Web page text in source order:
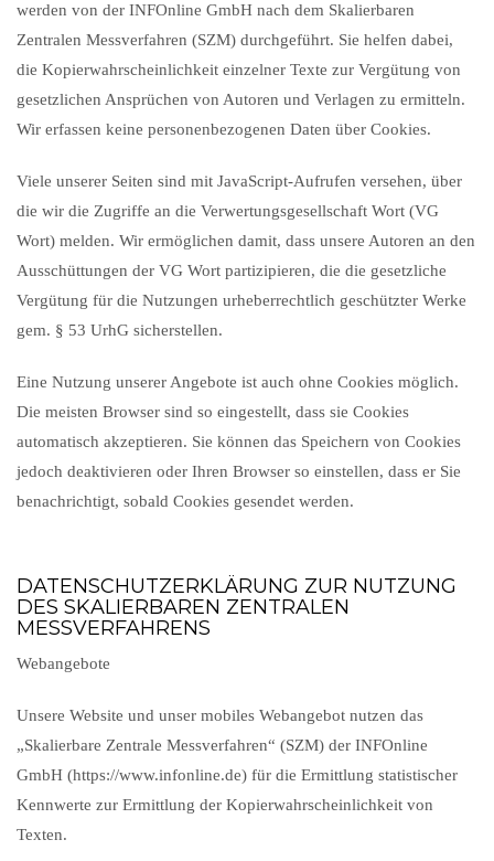
werden von der INFOnline GmbH nach dem Skalierbaren
Zentralen Messverfahren (SZM) durchgeführt. Sie helfen dabei,
die Kopierwahrscheinlichkeit einzelner Texte zur Vergütung von
gesetzlichen Ansprüchen von Autoren und Verlagen zu ermitteln.
Wir erfassen keine personenbezogenen Daten über Cookies.
Viele unserer Seiten sind mit JavaScript-Aufrufen versehen, über
die wir die Zugriffe an die Verwertungsgesellschaft Wort (VG
Wort) melden. Wir ermöglichen damit, dass unsere Autoren an den
Ausschüttungen der VG Wort partizipieren, die die gesetzliche
Vergütung für die Nutzungen urheberrechtlich geschützter Werke
gem. § 53 UrhG sicherstellen.
Eine Nutzung unserer Angebote ist auch ohne Cookies möglich.
Die meisten Browser sind so eingestellt, dass sie Cookies
automatisch akzeptieren. Sie können das Speichern von Cookies
jedoch deaktivieren oder Ihren Browser so einstellen, dass er Sie
benachrichtigt, sobald Cookies gesendet werden.
DATENSCHUTZERKLÄRUNG ZUR NUTZUNG
DES SKALIERBAREN ZENTRALEN
MESSVERFAHRENS
Webangebote
Unsere Website und unser mobiles Webangebot nutzen das
„Skalierbare Zentrale Messverfahren“ (SZM) der INFOnline
GmbH (https://www.infonline.de) für die Ermittlung statistischer
Kennwerte zur Ermittlung der Kopierwahrscheinlichkeit von
Texten.